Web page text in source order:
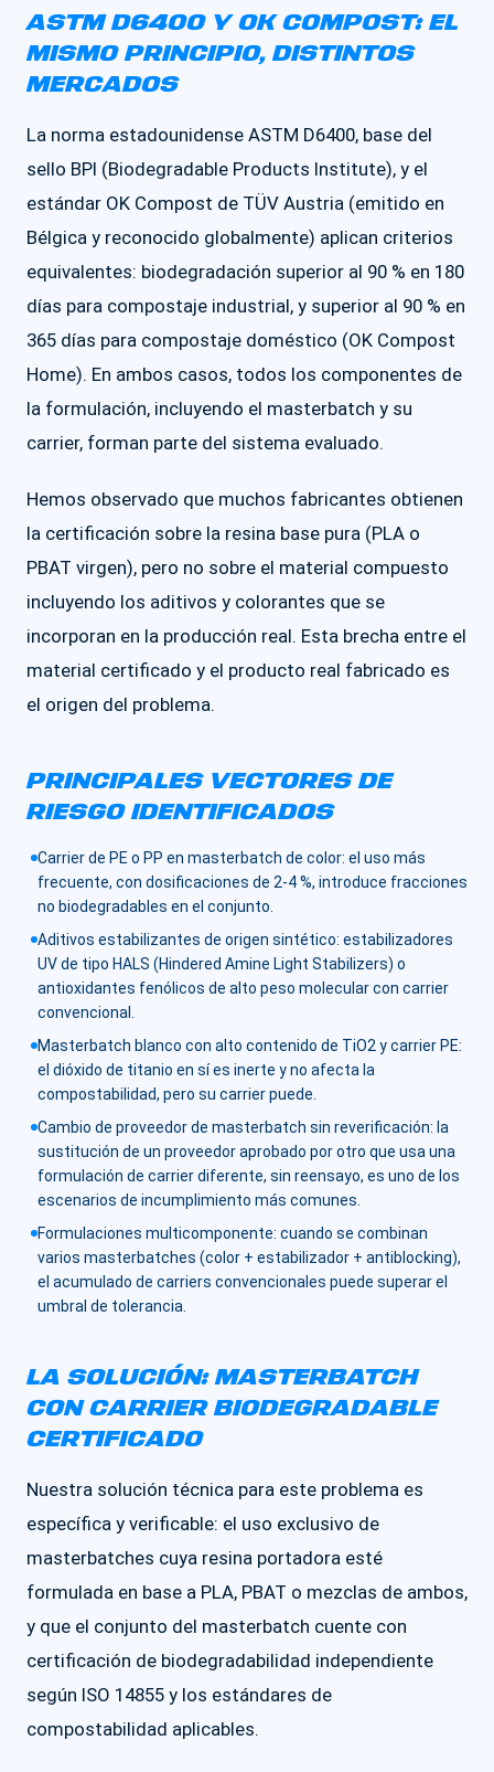
ASTM D6400 Y OK COMPOST: EL
MISMO PRINCIPIO, DISTINTOS
MERCADOS
La norma estadounidense ASTM D6400, base del
sello BPI (Biodegradable Products Institute), y el
estándar OK Compost de TÜV Austria (emitido en
Bélgica y reconocido globalmente) aplican criterios
equivalentes: biodegradación superior al 90 % en 180
días para compostaje industrial, y superior al 90 % en
365 días para compostaje doméstico (OK Compost
Home). En ambos casos, todos los componentes de
la formulación, incluyendo el masterbatch y su
carrier, forman parte del sistema evaluado.
Hemos observado que muchos fabricantes obtienen
la certificación sobre la resina base pura (PLA o
PBAT virgen), pero no sobre el material compuesto
incluyendo los aditivos y colorantes que se
incorporan en la producción real. Esta brecha entre el
material certificado y el producto real fabricado es
el origen del problema.
PRINCIPALES VECTORES DE
RIESGO IDENTIFICADOS
Carrier de PE o PP en masterbatch de color: el uso más
frecuente, con dosificaciones de 2-4 %, introduce fracciones
no biodegradables en el conjunto.
Aditivos estabilizantes de origen sintético: estabilizadores
UV de tipo HALS (Hindered Amine Light Stabilizers) o
antioxidantes fenólicos de alto peso molecular con carrier
convencional.
Masterbatch blanco con alto contenido de TiO2 y carrier PE:
el dióxido de titanio en sí es inerte y no afecta la
compostabilidad, pero su carrier puede.
Cambio de proveedor de masterbatch sin reverificación: la
sustitución de un proveedor aprobado por otro que usa una
formulación de carrier diferente, sin reensayo, es uno de los
escenarios de incumplimiento más comunes.
Formulaciones multicomponente: cuando se combinan
varios masterbatches (color + estabilizador + antiblocking),
el acumulado de carriers convencionales puede superar el
umbral de tolerancia.
LA SOLUCIÓN: MASTERBATCH
CON CARRIER BIODEGRADABLE
CERTIFICADO
Nuestra solución técnica para este problema es
específica y verificable: el uso exclusivo de
masterbatches cuya resina portadora esté
formulada en base a PLA, PBAT o mezclas de ambos,
y que el conjunto del masterbatch cuente con
certificación de biodegradabilidad independiente
según ISO 14855 y los estándares de
compostabilidad aplicables.